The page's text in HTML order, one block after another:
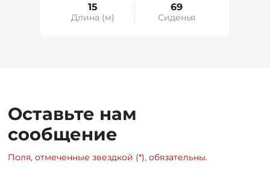
15
Длина (м)
69
Сиденья
Оставьте нам
сообщение
Поля, отмеченные звездкой (*), обязательны.